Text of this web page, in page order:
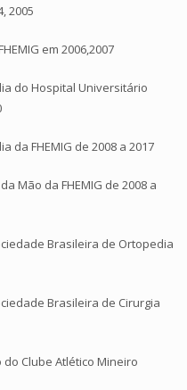
2005
em 2006,2007
do Hospital Universitário
da FHEMIG de 2008 a 2017
Mão da FHEMIG de 2008 a
Brasileira de Ortopedia
Brasileira de Cirurgia
Clube Atlético Mineiro